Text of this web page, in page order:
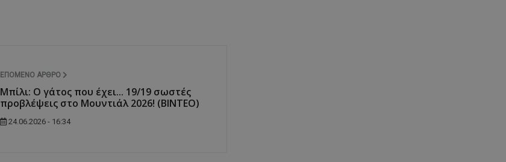
ΕΠΌΜΕΝΟ ΆΡΘΡΟ
Μπίλι: Ο γάτος που έχει... 19/19 σωστές
προβλέψεις στο Μουντιάλ 2026! (ΒΙΝΤΕΟ)
24.06.2026 - 16:34